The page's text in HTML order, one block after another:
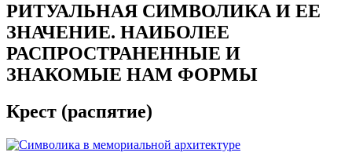
РИТУАЛЬНАЯ СИМВОЛИКА И ЕЕ
ЗНАЧЕНИЕ. НАИБОЛЕЕ
РАСПРОСТРАНЕННЫЕ И
ЗНАКОМЫЕ НАМ ФОРМЫ
Крест (распятие)